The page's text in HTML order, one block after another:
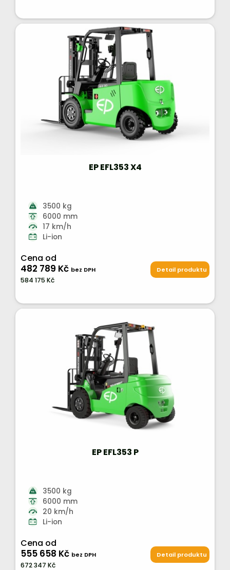
EP EFL353 X4
3500 kg
6000 mm
17 km/h
Li-ion
Cena od
482 789 Kč bez DPH
584 175 Kč
Detail produktu
EP EFL353 P
3500 kg
6000 mm
20 km/h
Li-ion
Cena od
555 658 Kč bez DPH
672 347 Kč
Detail produktu